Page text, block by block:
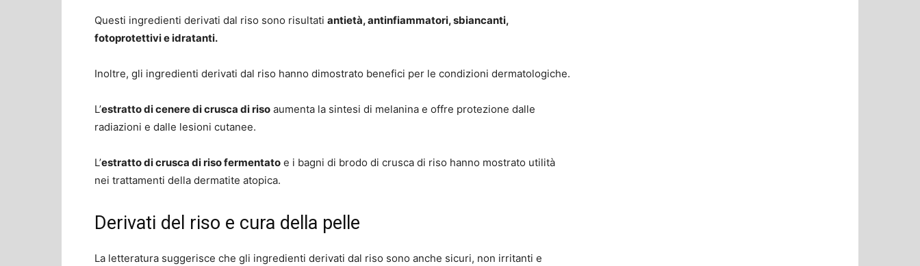
Questi ingredienti derivati dal riso sono risultati antietà, antinfiammatori, sbiancanti,
fotoprotettivi e idratanti.
Inoltre, gli ingredienti derivati dal riso hanno dimostrato benefici per le condizioni dermatologiche.
L’estratto di cenere di crusca di riso aumenta la sintesi di melanina e offre protezione dalle
radiazioni e dalle lesioni cutanee.
L’estratto di crusca di riso fermentato e i bagni di brodo di crusca di riso hanno mostrato utilità
nei trattamenti della dermatite atopica.
Derivati del riso e cura della pelle
La letteratura suggerisce che gli ingredienti derivati dal riso sono anche sicuri, non irritanti e